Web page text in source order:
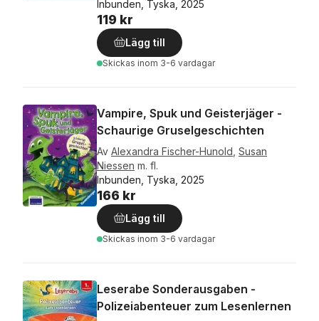
Inbunden, Tyska, 2025
119 kr
Lägg till
Skickas inom 3-6 vardagar
Vampire, Spuk und Geisterjäger -
Schaurige Gruselgeschichten
Av Alexandra Fischer-Hunold Susan
Niessen m. fl.
Inbunden, Tyska, 2025
166 kr
Lägg till
Skickas inom 3-6 vardagar
Leserabe Sonderausgaben -
Polizeiabenteuer zum Lesenlernen